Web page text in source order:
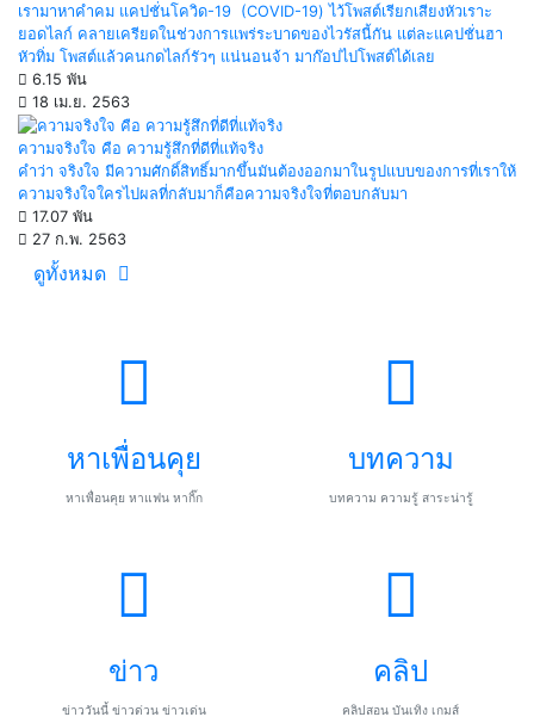
เรามาหาคำคม แคปชั่นโควิด-19 (COVID-19) ไว้โพสต์เรียกเสียงหัวเราะ
ยอดไลก์ คลายเครียดในช่วงการแพร่ระบาดของไวรัสนี้กัน แต่ละแคปชั่นฮา
หัวทิ่ม โพสต์แล้วคนกดไลก์รัวๆ แน่นอนจ้า มาก๊อปไปโพสต์ได้เลย
6.15 พัน
18 เม.ย. 2563
ความจริงใจ คือ ความรู้สึกที่ดีที่แท้จริง
คำว่า จริงใจ มีความศักดิ์สิทธิ์มากขึ้นมันต้องออกมาในรูปแบบของการที่เราให้
ความจริงใจใครไปผลที่กลับมาก็คือความจริงใจที่ตอบกลับมา
17.07 พัน
27 ก.พ. 2563
ดูทั้งหมด
หาเพื่อนคุย
หาเพื่อนคุย หาแฟน หากิ๊ก
บทความ
บทความ ความรู้ สาระน่ารู้
ข่าว
ข่าววันนี้ ข่าวด่วน ข่าวเด่น
คลิป
คลิปสอน บันเทิง เกมส์